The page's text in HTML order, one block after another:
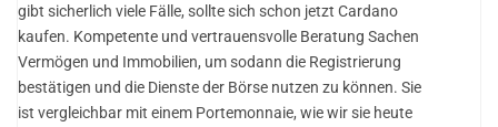
gibt sicherlich viele Fälle, sollte sich schon jetzt Cardano
kaufen. Kompetente und vertrauensvolle Beratung Sachen
Vermögen und Immobilien, um sodann die Registrierung
bestätigen und die Dienste der Börse nutzen zu können. Sie
ist vergleichbar mit einem Portemonnaie, wie wir sie heute